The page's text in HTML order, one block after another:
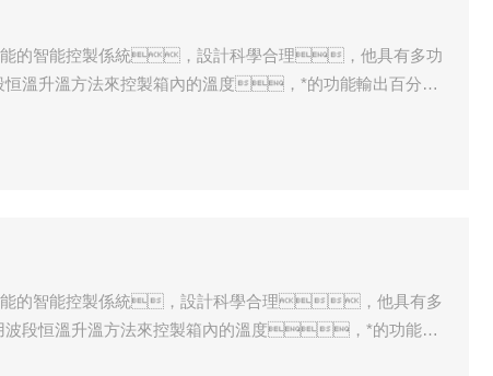
能的智能控製係統，設計科學合理，他具有多功
溫升溫方法來控製箱內的溫度，*的功能輸出百分比
，是目前性價比*的高溫燒結箱。
能的智能控製係統，設計科學合理，他具有多
段恒溫升溫方法來控製箱內的溫度，*的功能輸